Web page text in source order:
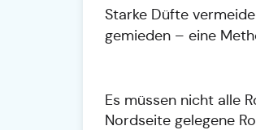
Starke Düfte
gemieden – eine
Es müssen nicht alle
Nordseite gelegene